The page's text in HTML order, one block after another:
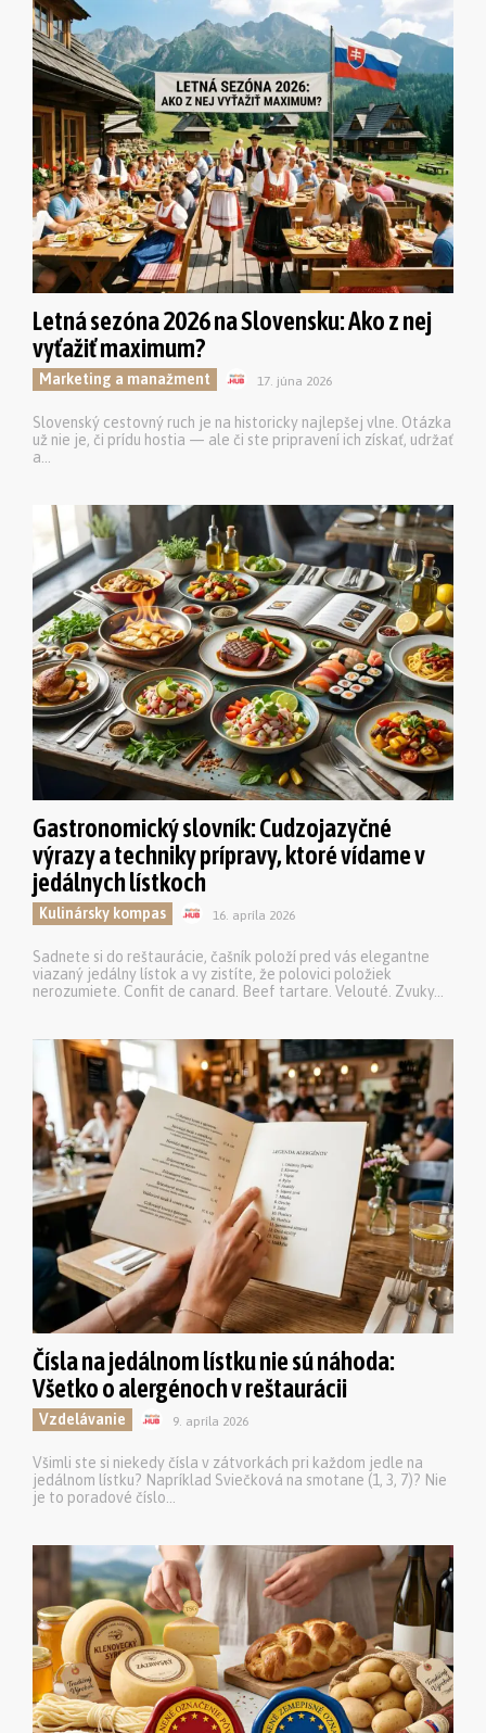
Letná sezóna 2026 na Slovensku: Ako z nej
vyťažiť maximum?
Marketing a manažment 17. júna 2026
Slovenský cestovný ruch je na historicky najlepšej vlne. Otázka
už nie je, či prídu hostia — ale či ste pripravení ich získať, udržať
a...
Gastronomický slovník: Cudzojazyčné
výrazy a techniky prípravy, ktoré vídame v
jedálnych lístkoch
Kulinársky kompas 16. apríla 2026
Sadnete si do reštaurácie, čašník položí pred vás elegantne
viazaný jedálny lístok a vy zistíte, že polovici položiek
nerozumiete. Confit de canard. Beef tartare. Velouté. Zvuky...
Čísla na jedálnom lístku nie sú náhoda:
Všetko o alergénoch v reštaurácii
Vzdelávanie 9. apríla 2026
Všimli ste si niekedy čísla v zátvorkách pri každom jedle na
jedálnom lístku? Napríklad Sviečková na smotane (1, 3, 7)? Nie
je to poradové číslo...